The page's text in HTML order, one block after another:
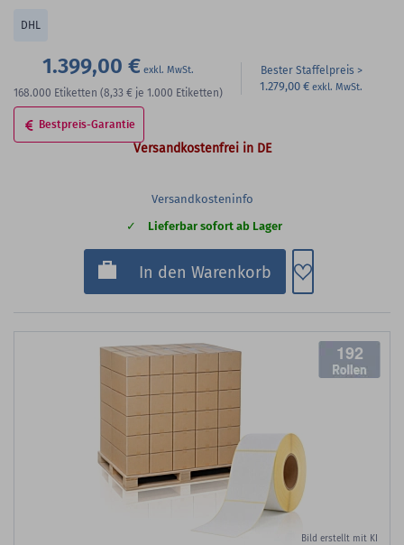
DHL
1.399,00 €
168.000 Etiketten (8,33 € je 1.000 Etiketten)
Bester Staffelpreis
1.279,00 €
Bestpreis-Garantie
Versandkostenfrei in DE
Versandkosteninfo
Lieferbar sofort ab Lager
In den Warenkorb Zum
Bild erstellt mit KI
192